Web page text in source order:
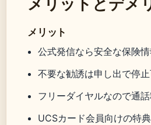
メリット
公式発信なら安全な保険
不要な勧誘は申し出で停
フリーダイヤルなので通
UCSカード会員向けの特